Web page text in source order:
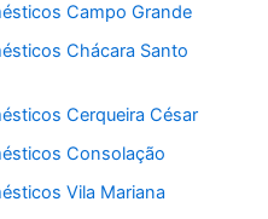
Campo Grande
Chácara Santo
Cerqueira César
Consolação
Vila Mariana